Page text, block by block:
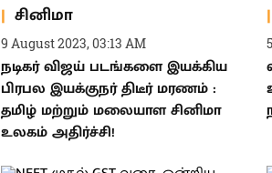
சினிமா
9 August 2023, 03:13 AM
நடிகர் விஜய் படங்களை இயக்கிய
பிரபல இயக்குநர் திடீர் மரணம் :
தமிழ் மற்றும் மலையாள சினிமா
உலகம் அதிர்ச்சி!